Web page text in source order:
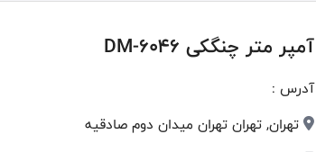
آمپر متر چنگکی DM-6046
آدرس :
تهران, تهران تهران میدان دوم صادقیه